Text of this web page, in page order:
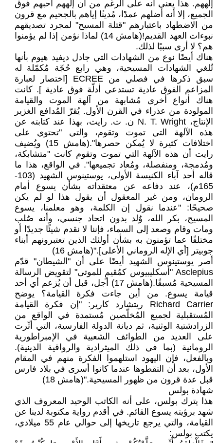
إلههم. هذا يعني أنه على الرغم من أن إلههم أحبهم فوق
الجميع، إلا أنه أضلهم عمدًا، مُدينًا إياهم بالجحيم مع قرون
من الاضطهاد باعتبارهم "قتلة المسيح" لمجرد تصديقهم
نبوءات العهد القديم!(هامش 14) لماذا نؤمن إذا لم يؤمنوا
هم؟ لا أرى سببًا لذلك.
هناك أيضًا نوع من الشهادات التي جادل ديفيد هيوم بأنها
تُلغي الشهادات المسيحية، وهي رابع حُجّة مُكمّلة له
سبق ذكرها في فصلي من ECREE [اختصار لعبارة
المزاعم الفوق عادية تستدعي أدلّة فوق عادية ]. كانت
هناك أنواع أخرى مُشابهة من آلهة الموت والقيامة
المولودة من عذراء في القرن الأول. يُقرّ المُدافع الغزير
الإنتاج، N. T. Wright ن. ت. رايت، بهذا عند كتابته عن
هذه الآلهة التي تموت وتقوم، والتي "تحتوي على
اختلافات كثيرة لا يُمكن حصرها".(هامش 15) ويُضيف
رايت أن هذه الآلهة التي تموت وتقوم كانت "متشابكة،
ومُدمجة، ومنفصلة، ومُعاد تجميعها". في الواقع، هذا ما
قاله أحد آباء الكنيسة الأولى، يوستينوس الشهيد (103-
165م)، عند دفاعه عن معتقداته بشأن يسوع أمام
الرومان، ومن غير المعقول أن يقول هذا لو لم يكن
صحيحًا: "عندما نقول إن الكلمة، وهو معلمنا، يسوع
المسيح، بكر الله، وُلد بدون اتحاد جنسي، وأنه صُلب
ومات وقام وصعد إلى السماء، فإننا لا نقدم شيئًا جديدًا أو
مختلفًا عما تؤمنون به بشأن أولئك الذين تعتبرونهم أبناء
جوبيتر [أي الإله الروماني الأعلى]."(هامش 16)
أصر يوستينوس الشهيد أيضًا على أن "الشيطان" قدّم
Asclepius "أسكليبيوس كمُقيمٍ للموتى" لتقويض الرسالة
المسيحية مُسبقًا.(هامش 17) أجل، قبل أن يُزعم أي أحد
قيامة يسوع. من أين جاءت فكرة القيامة؟ يوضح
Richard Carrier ريتشارد كارير: "إن فكرة القيامة
المُستقبلية لجميع المُخلّصين مُستمدة في الواقع من
الزرادشتية الوثنية، ثم ديانة الدولة الفارسية، التي أثّرت
على العديد من الطوائف الشعبية في الإمبراطورية
الرومانية (بما في ذلك الميثرادية والرواقية الدينية).
وبالفعل، فإن اليهود استلهموا الفكرة منهم في المقام
الأول، بعد أن التقطوها عندما كانوا أسرى في بلاد فارس
قبل عدة قرون من ظهور المسيحية."(هامش 18)
شهادة بولس
هذا يترك بولس، على أنه الكاتب الوحيد المعروف الذي
شهد برؤيته يسوع القائم. في أقدم رواية مكتوبة لدينا عن
القيامة، والتي يرجع تاريخها إلى حوالي عام 55 ميلادي،
يكتب بولس: